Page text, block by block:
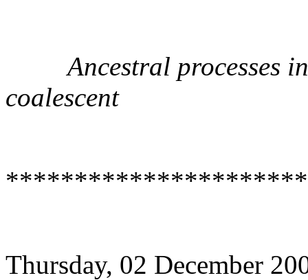
Ancestral processes
coalescent
Thursday, 02 December